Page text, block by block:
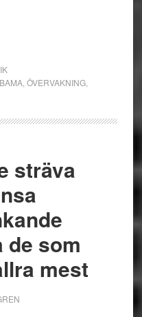
, ÖVERVAKNING,
sträva
de som
mest